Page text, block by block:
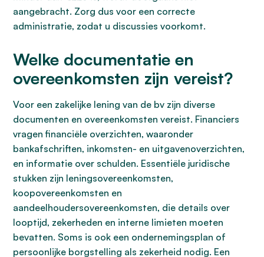
aangebracht. Zorg dus voor een correcte
administratie, zodat u discussies voorkomt.
Welke documentatie en
overeenkomsten zijn vereist?
Voor een zakelijke lening van de bv zijn diverse
documenten en overeenkomsten vereist. Financiers
vragen financiële overzichten, waaronder
bankafschriften, inkomsten- en uitgavenoverzichten,
en informatie over schulden. Essentiële juridische
stukken zijn leningsovereenkomsten,
koopovereenkomsten en
aandeelhoudersovereenkomsten, die details over
looptijd, zekerheden en interne limieten moeten
bevatten. Soms is ook een ondernemingsplan of
persoonlijke borgstelling als zekerheid nodig. Een